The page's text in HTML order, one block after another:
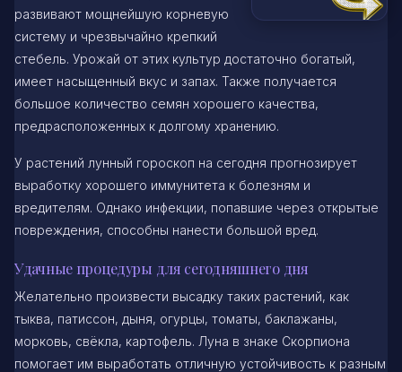
развивают мощнейшую корневую
систему и чрезвычайно крепкий
стебель. Урожай от этих культур достаточно богатый,
имеет насыщенный вкус и запах. Также получается
большое количество семян хорошего качества,
предрасположенных к долгому хранению.
У растений лунный гороскоп на сегодня прогнозирует
выработку хорошего иммунитета к болезням и
вредителям. Однако инфекции, попавшие через открытые
повреждения, способны нанести большой вред.
Удачные процедуры для сегодняшнего дня
Желательно произвести высадку таких растений, как
тыква, патиссон, дыня, огурцы, томаты, баклажаны,
морковь, свёкла, картофель. Луна в знаке Скорпиона
помогает им выработать отличную устойчивость к разным